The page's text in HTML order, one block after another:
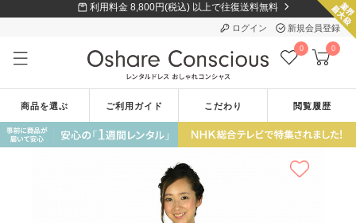
利用料金 8,800円(税込) 以上で往復送料無料
ログイン 新規会員登録
0 0
商品を選ぶ ご利用ガイド こだわり 閲覧履歴